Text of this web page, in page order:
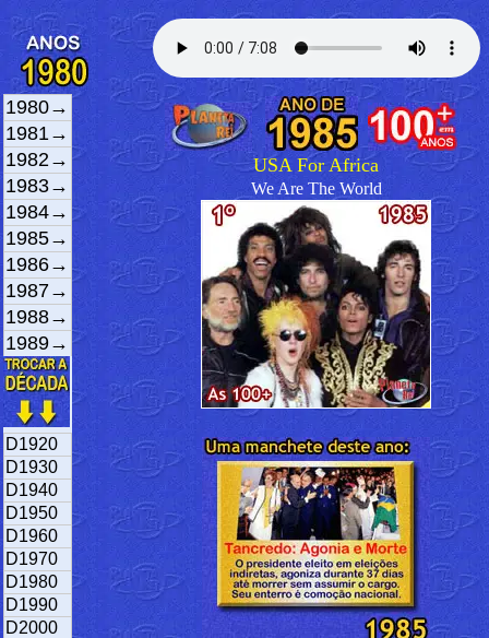
1980→
1981→
1982→
1983→
1984→
1985→
1986→
1987→
1988→
1989→
D1920
D1930
D1940
D1950
D1960
D1970
D1980
D1990
D2000
USA For Africa
We Are The World